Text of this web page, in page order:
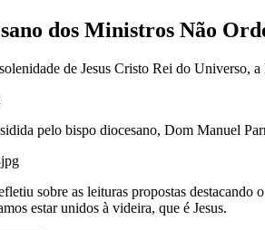
dos Ministros Não
de Jesus Cristo Rei do Universo,
pelo bispo diocesano, Dom Manuel
sobre as leituras propostas destacando
estar unidos à videira, que é Jesus.